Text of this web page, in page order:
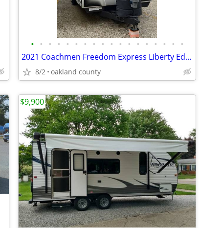
• • • • • • • • • • • • • • • • • •
2021 Coachmen Freedom Express Liberty Edition 292bhdsle
8/2 oakland county
$9,900